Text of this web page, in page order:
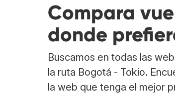
Compara
donde
Buscamos en todas las
la ruta Bogotá - Tokio.
la web que tenga el mejor